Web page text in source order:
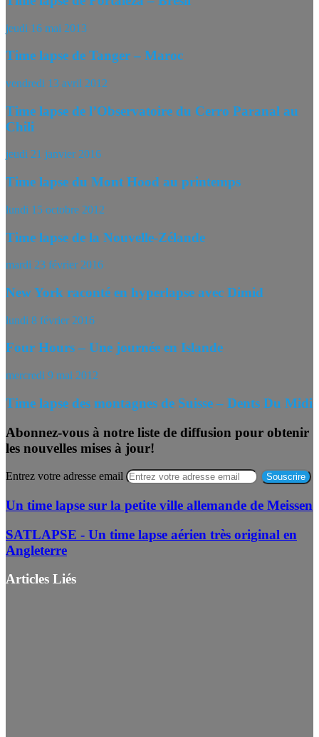
jeudi 16 mai 2013
Time lapse de Tanger – Maroc
vendredi 13 avril 2012
Time lapse de l’Observatoire du Cerro Paranal au
Chili
jeudi 21 janvier 2016
Time lapse du Mont Hood au printemps
lundi 15 octobre 2012
Time lapse de la Nouvelle-Zélande
mardi 23 février 2016
New York raconté en hyperlapse avec Dimid
lundi 8 février 2016
Four Hours – Une journée en Islande
mercredi 9 mai 2012
Time lapse des montagnes de Suisse – Dents Du Midi
Abonnez-vous à notre liste de diffusion pour obtenir
les nouvelles mises à jour!
Entrez votre adresse email
Un time lapse sur la petite ville allemande de Meissen
SATLAPSE - Un time lapse aérien très original en
Angleterre
Articles Liés